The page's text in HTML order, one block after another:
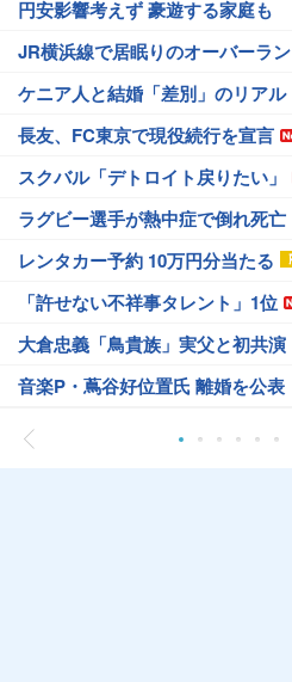
円安影響考えず 豪遊する家庭も
JR横浜線で居眠りのオーバーラン
ケニア人と結婚「差別」のリアル
長友、FC東京で現役続行を宣言
スクバル「デトロイト戻りたい」
ラグビー選手が熱中症で倒れ死亡
レンタカー予約 10万円分当たる
「許せない不祥事タレント」1位
大倉忠義「鳥貴族」実父と初共演
音楽P・蔦谷好位置氏 離婚を公表